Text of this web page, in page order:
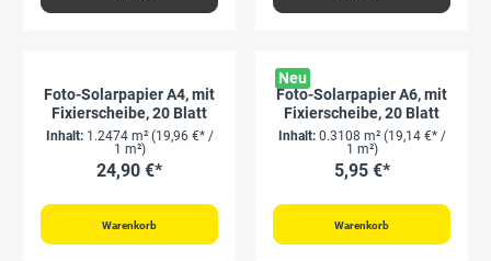
Foto-Solarpapier A4, mit
Fixierscheibe, 20 Blatt
Inhalt: 1.2474 m² (19,96 €* /
1 m²)
24,90 €*
Warenkorb
Neu
Foto-Solarpapier A6, mit
Fixierscheibe, 20 Blatt
Inhalt: 0.3108 m² (19,14 €* /
1 m²)
5,95 €*
Warenkorb